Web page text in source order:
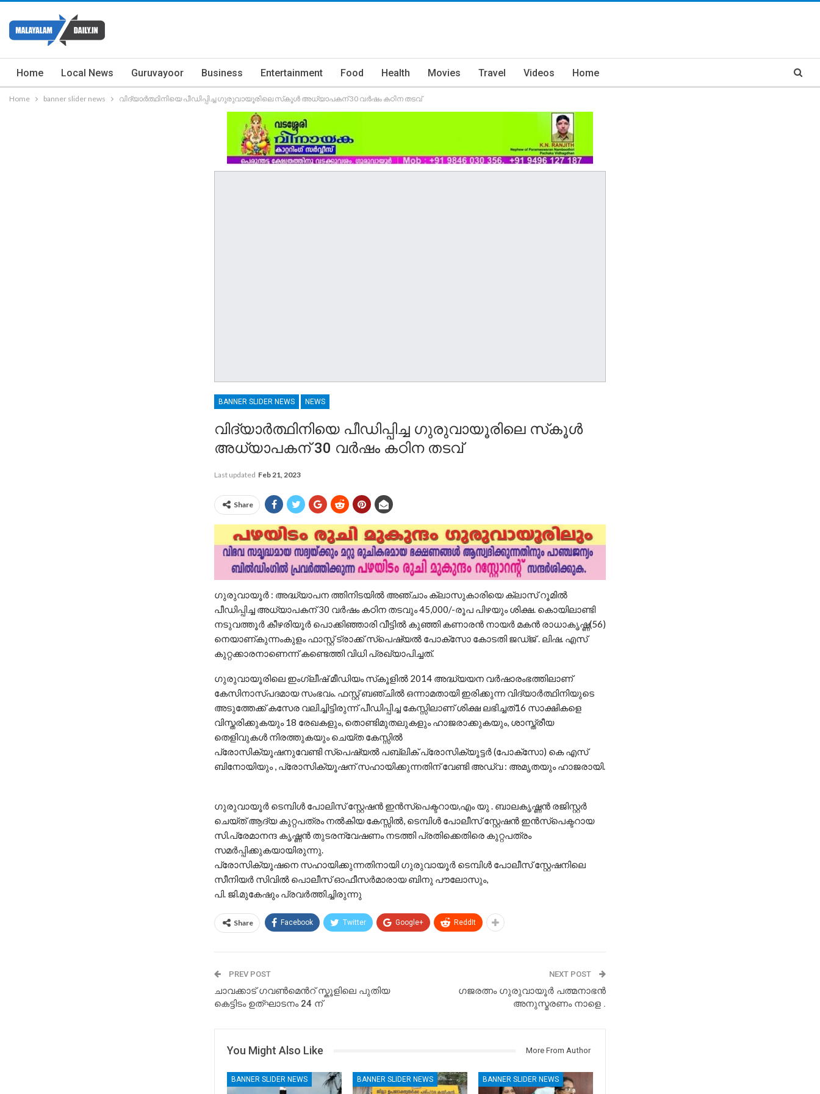
Home Local News Guruvayoor Business Entertainment Food Health Movies Travel Videos Home
Home banner slider news വിദ്യാർത്ഥിനിയെ പീഡിപ്പിച്ച ഗുരുവായൂരിലെ സ്‌കൂൾ അധ്യാപകന് 30 വർഷം കഠിന തടവ്
BANNER SLIDER NEWS NEWS
വിദ്യാർത്ഥിനിയെ പീഡിപ്പിച്ച ഗുരുവായൂരിലെ സ്‌കൂൾ
അധ്യാപകന് 30 വർഷം കഠിന തടവ്
Last updated Feb 21, 2023
Share
ഗുരുവായൂർ : അദ്ധ്യാപന ത്തിനിടയിൽ അഞ്ചാം ക്ലാസുകാരിയെ ക്ലാസ് റൂമിൽ
പീഡിപ്പിച്ച അധ്യാപകന് 30 വർഷം കഠിന തടവും 45,000/-രൂപ പിഴയും ശിക്ഷ. കൊയിലാണ്ടി
നടുവത്തൂർ കീഴരിയൂർ പൊക്കിഞ്ഞാരി വീട്ടിൽ കുഞ്ഞി കണാരൻ നായർ മകൻ രാധാകൃഷ്ണ(56)
നെയാണ്കുന്നംകുളം ഫാസ്റ്റ് ട്രാക്ക് സ്പെഷ്യൽ പോക്സോ കോടതി ജഡ്ജ് . ലിഷ. എസ്
കുറ്റക്കാരനാണെന്ന് കണ്ടെത്തി വിധി പ്രഖ്യാപിച്ചത്.
ഗുരുവായൂരിലെ ഇംഗ്ലീഷ് മീഡിയം സ്‌കൂളിൽ 2014 അദ്ധ്യയന വർഷാരംഭത്തിലാണ്
കേസിനാസ്പദമായ സംഭവം. ഫസ്റ്റ് ബഞ്ചിൽ ഒന്നാമതായി ഇരിക്കുന്ന വിദ്യാർത്ഥിനിയുടെ
അടുത്തേക്ക് കസേര വലിച്ചിട്ടിരുന്ന് പീഡിപ്പിച്ച കേസ്സിലാണ് ശിക്ഷ ലഭിച്ചത്16 സാക്ഷികളെ
വിസ്തരിക്കുകയും 18 രേഖകളും, തൊണ്ടിമുതലുകളും ഹാജരാക്കുകയും, ശാസ്ത്രീയ
തെളിവുകൾ നിരത്തുകയും ചെയ്ത കേസ്സിൽ
പ്രോസിക്യൂഷനുവേണ്ടി സ്പെഷ്യൽ പബ്ലിക് പ്രോസിക്യൂട്ടർ (പോക്സോ) കെ എസ്
ബിനോയിയും , പ്രോസിക്യൂഷന് സഹായിക്കുന്നതിന് വേണ്ടി അഡ്വ : അമൃതയും ഹാജരായി.
ഗുരുവായൂർ ടെമ്പിൾ പോലിസ് സ്റ്റേഷൻ ഇൻസ്പെക്ടറായ,എം യു . ബാലകൃഷ്ണൻ രജിസ്റ്റർ
ചെയ്ത് ആദ്യ കുറ്റപത്രം നൽകിയ കേസ്സിൽ, ടെമ്പിൾ പോലീസ് സ്റ്റേഷൻ ഇൻസ്പെക്ടറായ
സി.പ്രേമാനന്ദ കൃഷ്ണൻ തുടരന്വേഷണം നടത്തി പ്രതിക്കെതിരെ കുറ്റപത്രം
സമർപ്പിക്കുകയായിരുന്നു.
പ്രോസിക്യൂഷനെ സഹായിക്കുന്നതിനായി ഗുരുവായൂർ ടെമ്പിൾ പോലീസ് സ്റ്റേഷനിലെ
സീനിയർ സിവിൽ പൊലീസ് ഓഫീസർമാരായ ബിനു പൗലോസും,
പി. ജി.മുകേഷും പ്രവർത്തിച്ചിരുന്നു
Share Facebook Twitter Google+ ReddIt
PREV POST
ചാവക്കാട് ഗവൺമെൻറ് സ്കൂളിലെ പുതിയ
കെട്ടിടം ഉത്ഘാടനം 24 ന്
NEXT POST
ഗജരത്നം ഗുരുവായൂർ പത്മനാഭൻ
അനുസ്മരണം നാളെ .
You Might Also Like More From Author
BANNER SLIDER NEWS BANNER SLIDER NEWS BANNER SLIDER NEWS